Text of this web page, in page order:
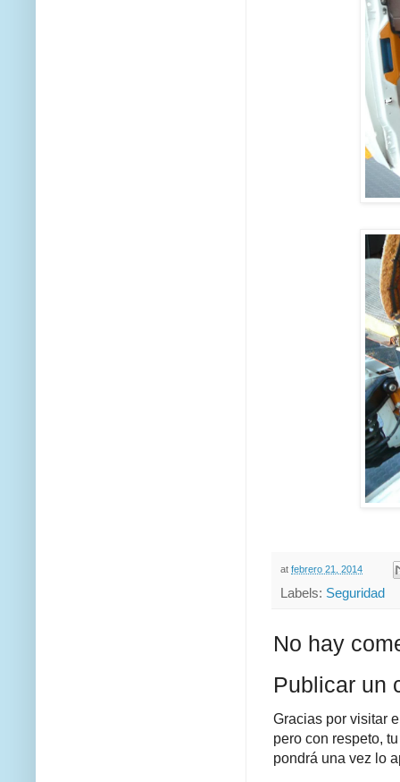
at febrero 21, 2014
Labels: Seguridad
No hay
Publicar un
Gracias por visitar
pero con respeto,
pondrá una vez lo